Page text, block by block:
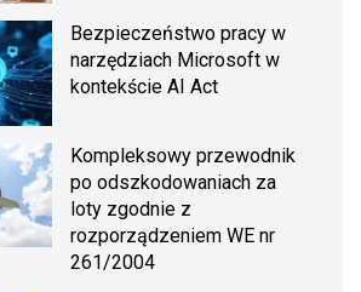
Bezpieczeństwo pracy w
narzędziach Microsoft w
kontekście AI Act
Kompleksowy przewodnik
po odszkodowaniach za
loty zgodnie z
rozporządzeniem WE nr
261/2004